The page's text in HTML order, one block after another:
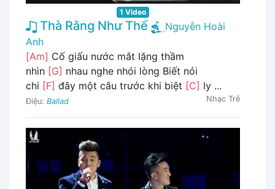
1 Video
Thà Rằng Như Thế
Nguyễn Hoài
Anh
[Am] Cố giấu nước mắt lặng thầm
nhìn [G] nhau nghe nhói lòng Biết nói
chi [F] đây một câu trước khi biệt [C] ly ...
Điệu: Ballad Nhạc Trẻ